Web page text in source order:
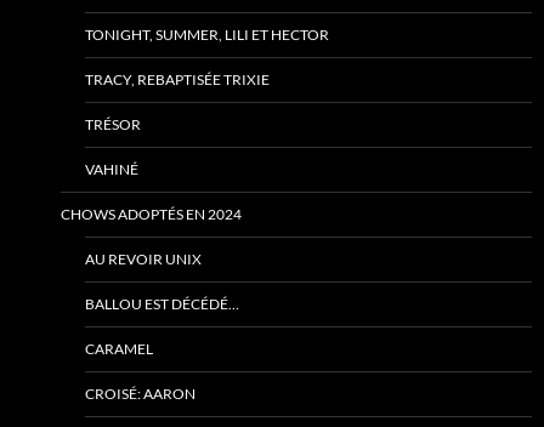
TONIGHT, SUMMER, LILI ET HECTOR
TRACY, REBAPTISÉE TRIXIE
TRÉSOR
VAHINÉ
CHOWS ADOPTÉS EN 2024
AU REVOIR UNIX
BALLOU EST DÉCÉDÉ…
CARAMEL
CROISÉ: AARON